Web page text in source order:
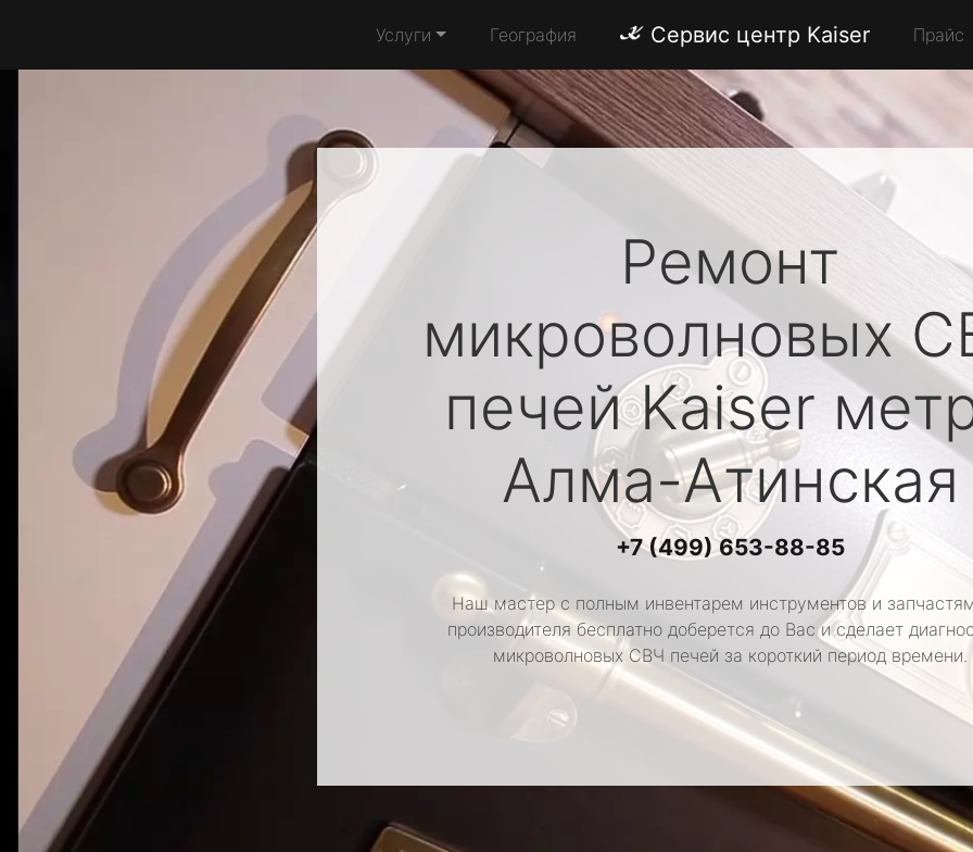
Услуги География Сервис центр Kaiser Прайс
Ремонт
микроволновых
печейKaiser
Алма-Атинская
+7 (499) 653-88-85
Наш мастер с полным инвентарем инструментов и
производителя бесплатно доберется до Вас и сделает
микроволновых СВЧ печей за короткий период времени.